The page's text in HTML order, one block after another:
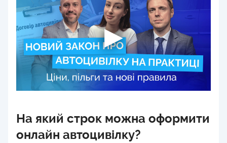
На який строк можна оформити
онлайн автоцивілку?